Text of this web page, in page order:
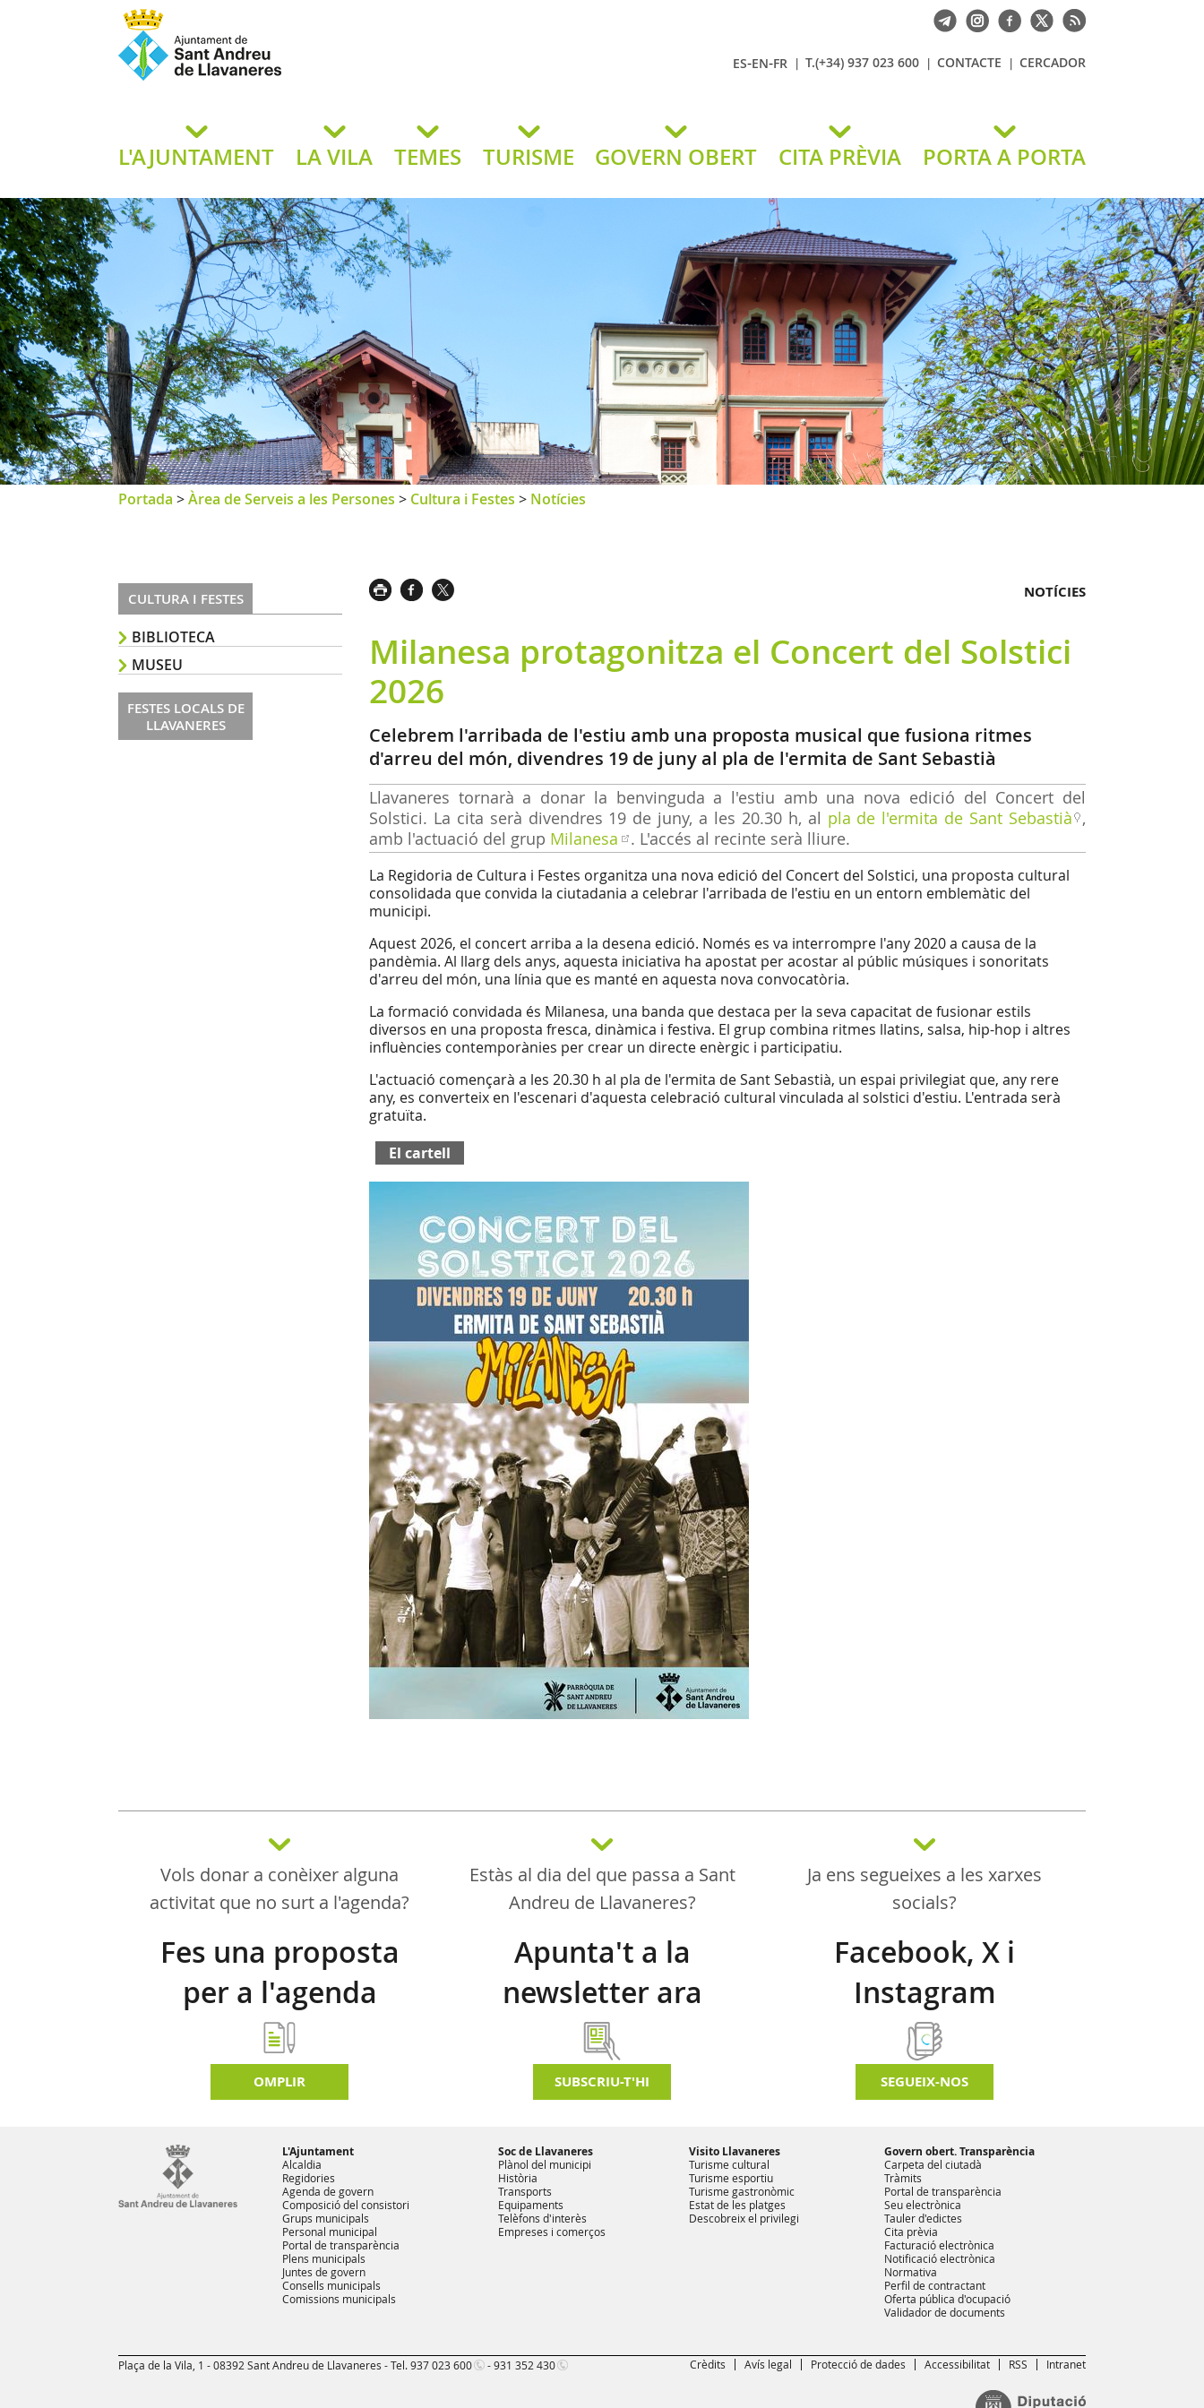
de Llavaneres
ES-EN-FR T.(+34) 937 023 600 CONTACTE CERCADOR
L'AJUNTAMENT LA VILA TEMES TURISME GOVERN OBERT CITA PRÈVIA PORTA A PORTA
Portada >Àrea de Serveis a les Persones > Cultura i Festes > Notícies
CULTURA I FESTES
BIBLIOTECA
MUSEU
FESTES LOCALS DE
LLAVANERES
NOTÍCIES
Milanesa protagonitza el Concert del Solstici
2026
Celebrem l'arribada de l'estiu amb una proposta musical que fusiona ritmes
d'arreu del món, divendres 19 de juny al pla de l'ermita de Sant Sebastià
Llavaneres tornarà a donar la benvinguda a l'estiu amb una nova edició del Concert del
Solstici. La cita serà divendres 19 de juny, a les 20.30 h, al pla de l'ermita de Sant Sebastià ,
amb l'actuació del grup Milanesa . L'accés al recinte serà lliure.
La Regidoria de Cultura i Festes organitza una nova edició del Concert del Solstici, una proposta cultural
consolidada que convida la ciutadania a celebrar l'arribada de l'estiu en un entorn emblemàtic del
municipi.
Aquest 2026, el concert arriba a la desena edició. Només es va interrompre l'any 2020 a causa de la
pandèmia. Al llarg dels anys, aquesta iniciativa ha apostat per acostar al públic músiques i sonoritats
d'arreu del món, una línia que es manté en aquesta nova convocatòria.
La formació convidada és Milanesa, una banda que destaca per la seva capacitat de fusionar estils
diversos en una proposta fresca, dinàmica i festiva. El grup combina ritmes llatins, salsa, hip-hop i altres
influències contemporànies per crear un directe enèrgic i participatiu.
L'actuació començarà a les 20.30 h al pla de l'ermita de Sant Sebastià, un espai privilegiat que, any rere
any, es converteix en l'escenari d'aquesta celebració cultural vinculada al solstici d'estiu. L'entrada serà
gratuïta.
El cartell
Vols donar a conèixer alguna
activitat que no surt a l'agenda?
Fes una proposta
per a l'agenda
d'activitats
OMPLIR
Estàs al dia del que passa a Sant
Andreu de Llavaneres?
Apunta't a la
newsletter ara
SUBSCRIU-T'HI
Ja ens segueixes a les xarxes
socials?
Facebook, X i
Instagram
SEGUEIX-NOS
L'Ajuntament
Alcaldia
Regidories
Agenda de govern
Composició del consistori
Grups municipals
Personal municipal
Portal de transparència
Plens municipals
Juntes de govern
Consells municipals
Comissions municipals
Soc de Llavaneres
Plànol del municipi
Història
Transports
Equipaments
Telèfons d'interès
Empreses i comerços
Visito Llavaneres
Turisme cultural
Turisme esportiu
Turisme gastronòmic
Estat de les platges
Descobreix el privilegi
Govern obert. Transparència
Carpeta del ciutadà
Tràmits
Portal de transparència
Seu electrònica
Tauler d'edictes
Cita prèvia
Facturació electrònica
Notificació electrònica
Normativa
Perfil de contractant
Oferta pública d'ocupació
Validador de documents
Plaça de la Vila, 1 - 08392 Sant Andreu de Llavaneres - Tel.937 023 600 -931 352 430 Crèdits Avís legal Protecció de dades Accessibilitat RSS Intranet